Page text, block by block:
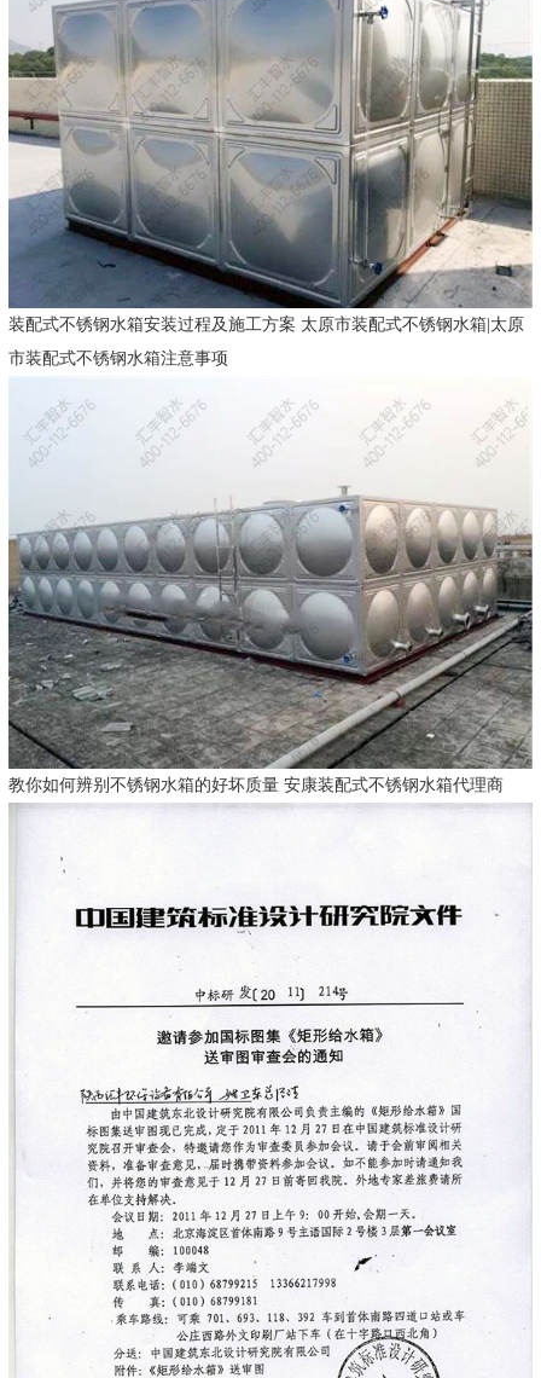
装配式不锈钢水箱安装过程及施工方案 太原市装配式不锈钢水箱|太原
市装配式不锈钢水箱注意事项
教你如何辨别不锈钢水箱的好坏质量 安康装配式不锈钢水箱代理商